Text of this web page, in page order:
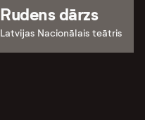
Rudens dārzs
Latvijas Nacionālais teātris